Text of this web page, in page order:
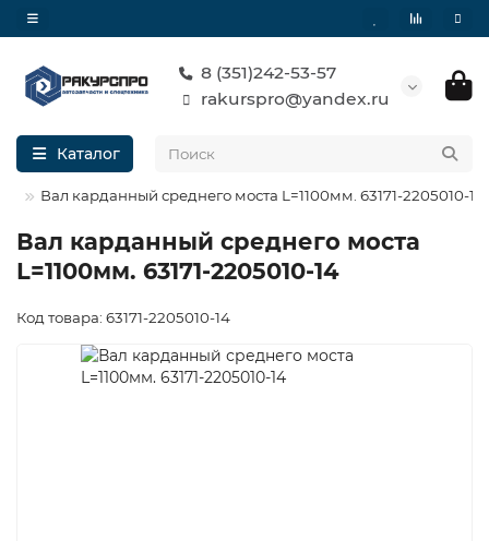
8 (351)242-53-57
rakurspro@yandex.ru
Каталог
Вал карданный среднего моста L=1100мм. 63171-2205010-14
Вал карданный среднего моста
L=1100мм. 63171-2205010-14
Код товара: 63171-2205010-14